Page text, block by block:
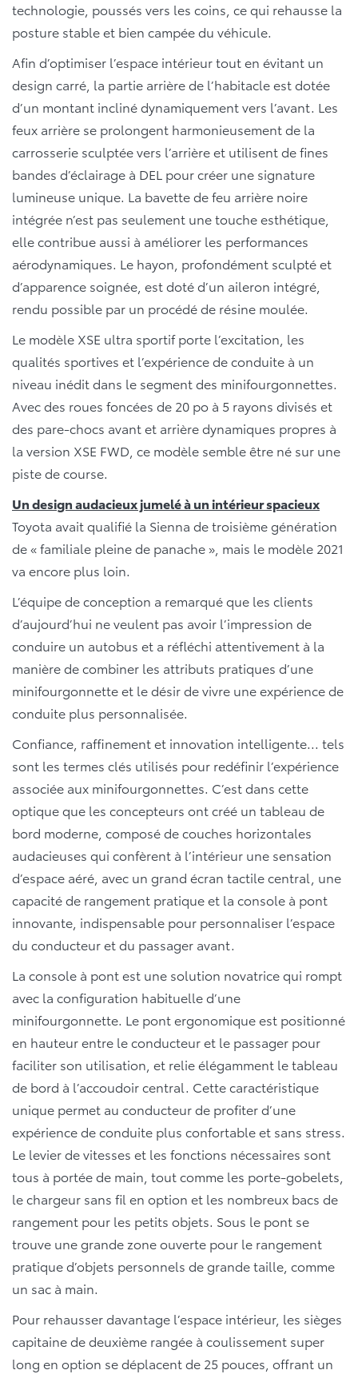
technologie, poussés vers les coins, ce qui rehausse la
posture stable et bien campée du véhicule.
Afin d’optimiser l’espace intérieur tout en évitant un
design carré, la partie arrière de l’habitacle est dotée
d’un montant incliné dynamiquement vers l’avant. Les
feux arrière se prolongent harmonieusement de la
carrosserie sculptée vers l’arrière et utilisent de fines
bandes d’éclairage à DEL pour créer une signature
lumineuse unique. La bavette de feu arrière noire
intégrée n’est pas seulement une touche esthétique,
elle contribue aussi à améliorer les performances
aérodynamiques. Le hayon, profondément sculpté et
d’apparence soignée, est doté d’un aileron intégré,
rendu possible par un procédé de résine moulée.
Le modèle XSE ultra sportif porte l’excitation, les
qualités sportives et l’expérience de conduite à un
niveau inédit dans le segment des minifourgonnettes.
Avec des roues foncées de 20 po à 5 rayons divisés et
des pare-chocs avant et arrière dynamiques propres à
la version XSE FWD, ce modèle semble être né sur une
piste de course.
Un design audacieux jumelé à un intérieur spacieux
Toyota avait qualifié la Sienna de troisième génération
de « familiale pleine de panache », mais le modèle 2021
va encore plus loin.
L’équipe de conception a remarqué que les clients
d’aujourd’hui ne veulent pas avoir l’impression de
conduire un autobus et a réfléchi attentivement à la
manière de combiner les attributs pratiques d’une
minifourgonnette et le désir de vivre une expérience de
conduite plus personnalisée.
Confiance, raffinement et innovation intelligente... tels
sont les termes clés utilisés pour redéfinir l’expérience
associée aux minifourgonnettes. C’est dans cette
optique que les concepteurs ont créé un tableau de
bord moderne, composé de couches horizontales
audacieuses qui confèrent à l’intérieur une sensation
d’espace aéré, avec un grand écran tactile central, une
capacité de rangement pratique et la console à pont
innovante, indispensable pour personnaliser l’espace
du conducteur et du passager avant.
La console à pont est une solution novatrice qui rompt
avec la configuration habituelle d’une
minifourgonnette. Le pont ergonomique est positionné
en hauteur entre le conducteur et le passager pour
faciliter son utilisation, et relie élégamment le tableau
de bord à l’accoudoir central. Cette caractéristique
unique permet au conducteur de profiter d’une
expérience de conduite plus confortable et sans stress.
Le levier de vitesses et les fonctions nécessaires sont
tous à portée de main, tout comme les porte-gobelets,
le chargeur sans fil en option et les nombreux bacs de
rangement pour les petits objets. Sous le pont se
trouve une grande zone ouverte pour le rangement
pratique d’objets personnels de grande taille, comme
un sac à main.
Pour rehausser davantage l’espace intérieur, les sièges
capitaine de deuxième rangée à coulissement super
long en option se déplacent de 25 pouces, offrant un